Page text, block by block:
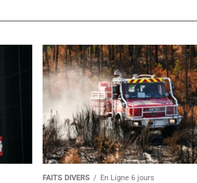
FAITS DIVERS En Ligne 6 jours